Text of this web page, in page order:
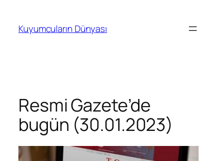
Kuyumcuların Dünyası
Resmi Gazete’de
bugün (30.01.2023)